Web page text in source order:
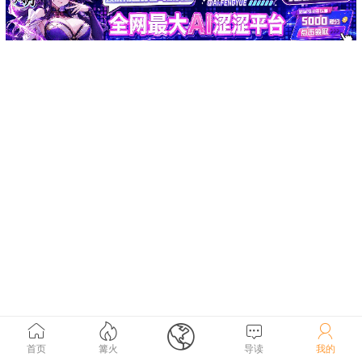

首页

篝火  
导读

我的